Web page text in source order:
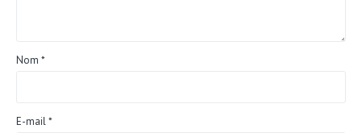
Nom *
E-mail*